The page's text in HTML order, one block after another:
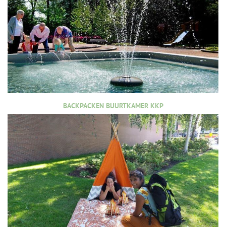
BACKPACKEN BUURTKAMER KKP